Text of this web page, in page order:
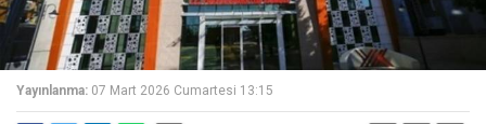
Yayınlanma: 07 Mart 2026 Cumartesi 13:15